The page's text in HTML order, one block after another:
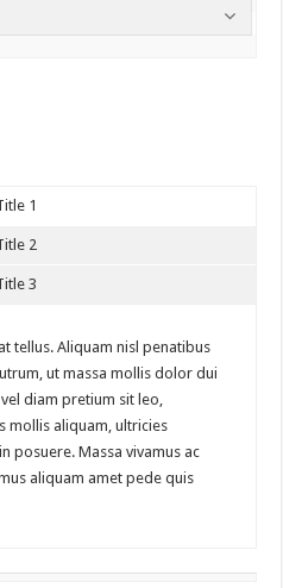
1
2
3
tellus. Aliquam nisl penatibus
ut massa mollis dolor dui
diam pretium sit leo,
mollis aliquam, ultricies
posuere. Massa vivamus ac
aliquam amet pede quis